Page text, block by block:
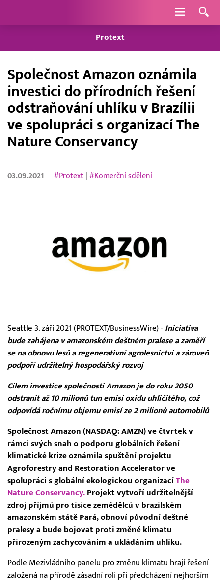
Navigace
Protext
Společnost Amazon oznámila
investici do přírodních řešení
odstraňování uhlíku v Brazílii
ve spolupráci s organizací The
Nature Conservancy
03.09.2021 #Protext |#Komerční sdělení
Seattle 3. září 2021 (PROTEXT/BusinessWire) - Iniciativa
bude zahájena v amazonském deštném pralese a zaměří
se na obnovu lesů a regenerativní agrolesnictví a zároveň
podpoří udržitelný hospodářský rozvoj
Cílem investice společnosti Amazon je do roku 2050
odstranit až 10 milionů tun emisí oxidu uhličitého, což
odpovídá ročnímu objemu emisí ze 2 milionů automobilů
Společnost Amazon (NASDAQ: AMZN) ve čtvrtek v
rámci svých snah o podporu globálních řešení
klimatické krize oznámila spuštění projektu
Agroforestry and Restoration Accelerator ve
spolupráci s globální ekologickou organizací The
Nature Conservancy. Projekt vytvoří udržitelnější
zdroj příjmů pro tisíce zemědělců v brazilském
amazonském státě Pará, obnoví původní deštné
pralesy a bude bojovat proti změně klimatu
přirozeným zachycováním a ukládáním uhlíku.
Podle Mezivládního panelu pro změnu klimatu hrají řešení
založená na přírodě zásadní roli při předcházení nejhorším